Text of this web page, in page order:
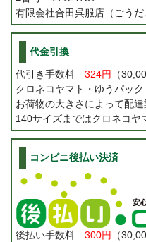
有限会社合田呉服店（ごうだ
代金引換
代引き手数料 324円
（
クロネコヤマト・ゆうパッ
お荷物の大きさによって配達
140サイズまではクロネコヤ
コンビニ後払い決済
後払い手数料 300円
（